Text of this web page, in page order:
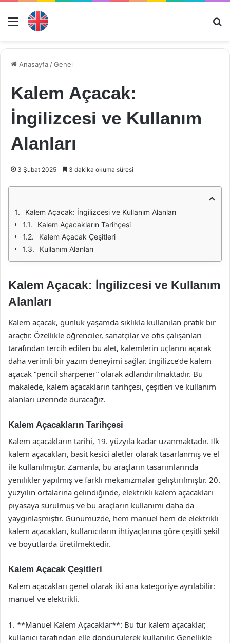
Menü
Anasayfa /Genel
Kalem Açacak:
İngilizcesi ve Kullanım
Alanları
3 Şubat 2025 3 dakika okuma süresi
Kalem Açacak: İngilizcesi ve Kullanım Alanları
Kalem Açacakların Tarihçesi
Kalem Açacak Çeşitleri
Kullanım Alanları
Kalem Açacak: İngilizcesi ve Kullanım
Alanları
Kalem açacak, günlük yaşamda sıklıkla kullanılan pratik bir
araçtır. Özellikle öğrenciler, sanatçılar ve ofis çalışanları
tarafından tercih edilen bu alet, kalemlerin uçlarını açarak
daha verimli bir yazım deneyimi sağlar. İngilizce’de kalem
açacak “pencil sharpener” olarak adlandırılmaktadır. Bu
makalede, kalem açacakların tarihçesi, çeşitleri ve kullanım
alanları üzerinde duracağız.
Kalem Açacakların Tarihçesi
Kalem açacakların tarihi, 19. yüzyıla kadar uzanmaktadır. İlk
kalem açacakları, basit kesici aletler olarak tasarlanmış ve el
ile kullanılmıştır. Zamanla, bu araçların tasarımlarında
yenilikler yapılmış ve farklı mekanizmalar geliştirilmiştir. 20.
yüzyılın ortalarına gelindiğinde, elektrikli kalem açacakları
piyasaya sürülmüş ve bu araçların kullanımı daha da
yaygınlaşmıştır. Günümüzde, hem manuel hem de elektrikli
kalem açacakları, kullanıcıların ihtiyaçlarına göre çeşitli şekil
ve boyutlarda üretilmektedir.
Kalem Açacak Çeşitleri
Kalem açacakları genel olarak iki ana kategoriye ayrılabilir:
manuel ve elektrikli.
1. **Manuel Kalem Açacaklar**: Bu tür kalem açacaklar,
kullanıcı tarafından elle döndürülerek kullanılır. Genellikle